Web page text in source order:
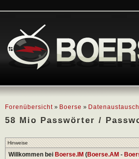
Forenübersicht » Boerse » Datenaustausch
58 Mio Passwörter /
Hinweise
Willkommen bei Boerse.IM (Boerse.AM -